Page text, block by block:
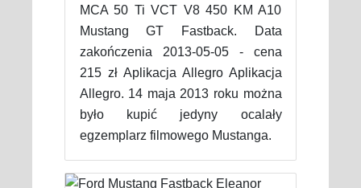
MCA 50 Ti VCT V8 450 KM A10
Mustang GT Fastback. Data
zakończenia 2013-05-05 - cena
215 zł Aplikacja Allegro Aplikacja
Allegro. 14 maja 2013 roku można
było kupić jedyny ocalały
egzemplarz filmowego Mustanga.